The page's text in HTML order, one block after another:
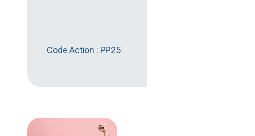
Code Action : PP25